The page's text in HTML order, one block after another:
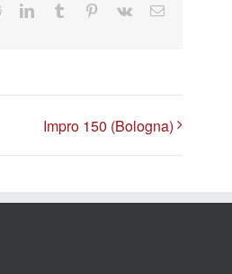
RedditLinkedInTumblr Pinterest
Vk Email
Impro 150 (Bologna)